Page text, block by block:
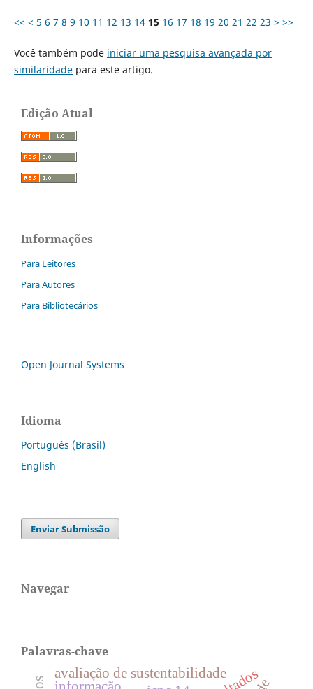
<< < 5 6 7 8 9 10 11 12 13 14 15 16 17 18 19 20 21 22 23 > >>
Você também pode iniciar uma pesquisa avançada por
similaridadepara este artigo.
Edição Atual
Informações
Para Leitores
Para Autores
Para Bibliotecários
Open Journal Systems
Idioma
Português (Brasil)
English
Enviar Submissão
Navegar
Palavras-chave
avaliação de sustentabilidade